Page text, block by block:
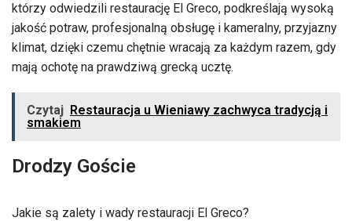
którzy odwiedzili restaurację El Greco, podkreślają wysoką
jakość potraw, profesjonalną obsługę i kameralny, przyjazny
klimat, dzięki czemu chętnie wracają za każdym razem, gdy
mają ochotę na prawdziwą grecką ucztę.
Czytaj Restauracja u Wieniawy zachwyca tradycją i
smakiem
Drodzy Goście
Jakie są zalety i wady restauracji El Greco?